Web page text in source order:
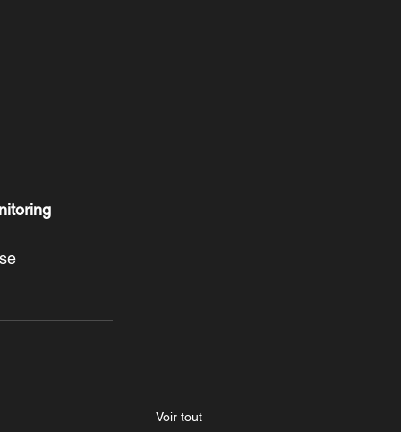
Voir tout